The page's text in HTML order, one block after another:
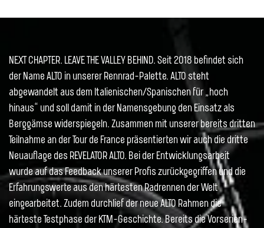
NEXT CHAPTER. LEAVE THE VALLEY BEHIND. Seit 2018 befindet sich
der Name ALTO in unserer Rennrad-Palette. ALTO steht
abgewandelt aus dem Italienischen/Spanischen für „hoch
hinaus“ und soll damit in der Namensgebung den Einsatz als
Berggämse widerspiegeln. Zusammen mit unserer bereits dritten
Teilnahme an der Tour de France präsentierten wir auch die dritte
Neuauflage des REVELATOR ALTO. Bei der Entwicklungsarbeit
wurde auf das Feedback unserer Profis zurückgegriffen und die
Erfahrungswerte aus den härtesten Radrennen der Welt
eingearbeitet. Zudem durchlief der neue ALTO Rahmen die
härteste Testphase der KTM-Geschichte. Bereits die Vorserien-